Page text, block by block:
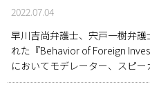
2022.07.04
早川吉尚弁護士、宍戸一樹弁護
れた『Behavior of Foreign
においてモデレーター、スピー